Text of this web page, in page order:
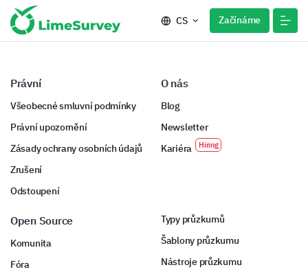
CS Začínáme
Právní
Všeobecné smluvní podmínky
Právní upozornění
Zásady ochrany osobních údajů
Zrušení
Odstoupení
O nás
Blog
Newsletter
Kariéra
Open Source
Komunita
Fóra
Typy průzkumů
Šablony průzkumu
Nástroje průzkumu